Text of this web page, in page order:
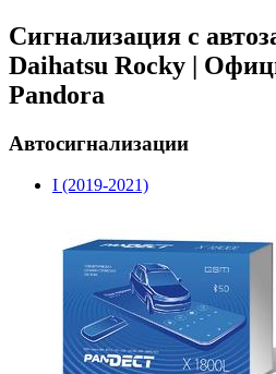
Сигнализация с
Daihatsu Rocky |
Pandora
Автосигнализации
I (2019-2021)